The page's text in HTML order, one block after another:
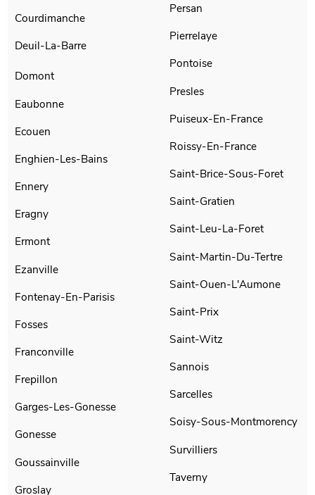
Courdimanche
Deuil-La-Barre
Domont
Eaubonne
Ecouen
Enghien-Les-Bains
Ennery
Eragny
Ermont
Ezanville
Fontenay-En-Parisis
Fosses
Franconville
Frepillon
Garges-Les-Gonesse
Gonesse
Goussainville
Groslay
Persan
Pierrelaye
Pontoise
Presles
Puiseux-En-France
Roissy-En-France
Saint-Brice-Sous-Foret
Saint-Gratien
Saint-Leu-La-Foret
Saint-Martin-Du-Tertre
Saint-Ouen-L'Aumone
Saint-Prix
Saint-Witz
Sannois
Sarcelles
Soisy-Sous-Montmorency
Survilliers
Taverny